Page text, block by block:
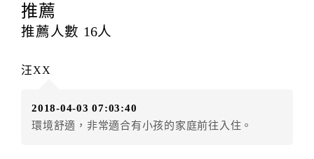
提出申辦不得異動訂單。
每筆訂單異動限定
辦理取消退款。
房者應補足差額。（限原訂飯店）
房者不得要求退其差額。（限原訂飯店）
推薦
推薦人數 16人
汪XX
2018-04-03 07:03:40
環境舒適，非常適合有小孩的家庭前往入住。